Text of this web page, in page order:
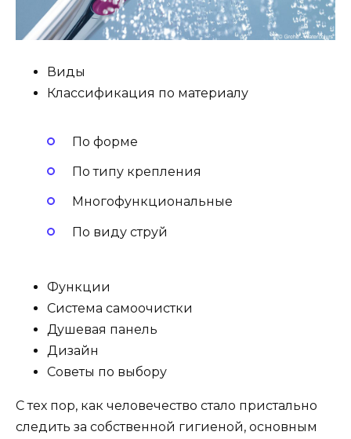
Виды
Классификация по материалу
По форме
По типу крепления
Многофункциональные
По виду струй
Функции
Система самоочистки
Душевая панель
Дизайн
Советы по выбору
С тех пор, как человечество стало пристально
следить за собственной гигиеной, основным